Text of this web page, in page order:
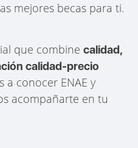
mejores becas para ti.
que combinecalidad,
calidad-precio
a conocer ENAE y
acompañarte en tu